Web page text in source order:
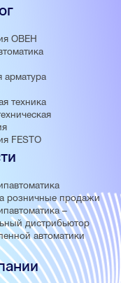
ОВЕН
арматура
техника
FESTO
розничные продажи
–
дистрибьютор
автоматики